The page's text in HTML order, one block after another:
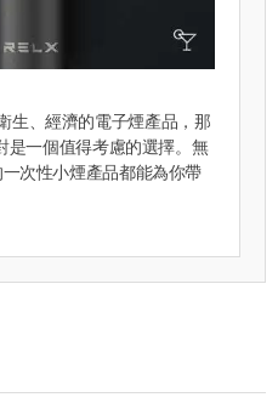
生、經濟的電子煙產品，那
是一個值得考慮的選擇。無
次性小煙產品都能為你帶